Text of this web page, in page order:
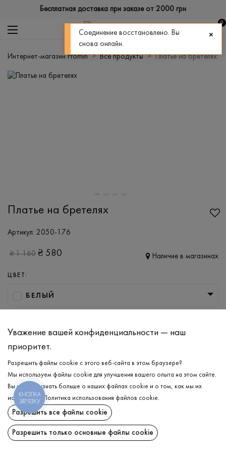
Бесплатная доставка при заказе от 2000 грн
0
Интернет-магазин Promin Все продукты Платье на бретелях
Платье на бретелях
Артикул: 2050-176
₴1 160 ₴ 580 Наличие в магазинах
ЦВЕТ:
БЕЛЫЙ
XS S M L
ДОБАВИТЬ В КОРЗИНУ
ВЫБЕРИТЕ РАЗМЕР
Платье на бретелях
ДОБАВИТЬ В КОРЗИНУ
ОПИСАНИЕ
Уважение вашей конфиденциальности — наш
приоритет.
Разрешить файлы cookie с этого веб-сайта в этом браузере?
Мы используем файлы cookie для улучшения вашего опыта на этом сайте.
Вы можете узнать больше о наших файлах cookie и о том, как мы их
используем.
Политика использования файлов cookie.
Разрешить все файлы cookie
Разрешить только основные файлы cookie
КНОПКА
ЗВ'ЯЗКУ
Соединение восстановлено. Вы
снова онлайн.